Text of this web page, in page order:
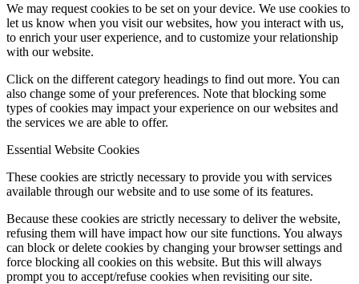
We may request cookies to be set on your device. We use cookies to
let us know when you visit our websites, how you interact with us,
to enrich your user experience, and to customize your relationship
with our website.
Click on the different category headings to find out more. You can
also change some of your preferences. Note that blocking some
types of cookies may impact your experience on our websites and
the services we are able to offer.
Essential Website Cookies
These cookies are strictly necessary to provide you with services
available through our website and to use some of its features.
Because these cookies are strictly necessary to deliver the website,
refusing them will have impact how our site functions. You always
can block or delete cookies by changing your browser settings and
force blocking all cookies on this website. But this will always
prompt you to accept/refuse cookies when revisiting our site.